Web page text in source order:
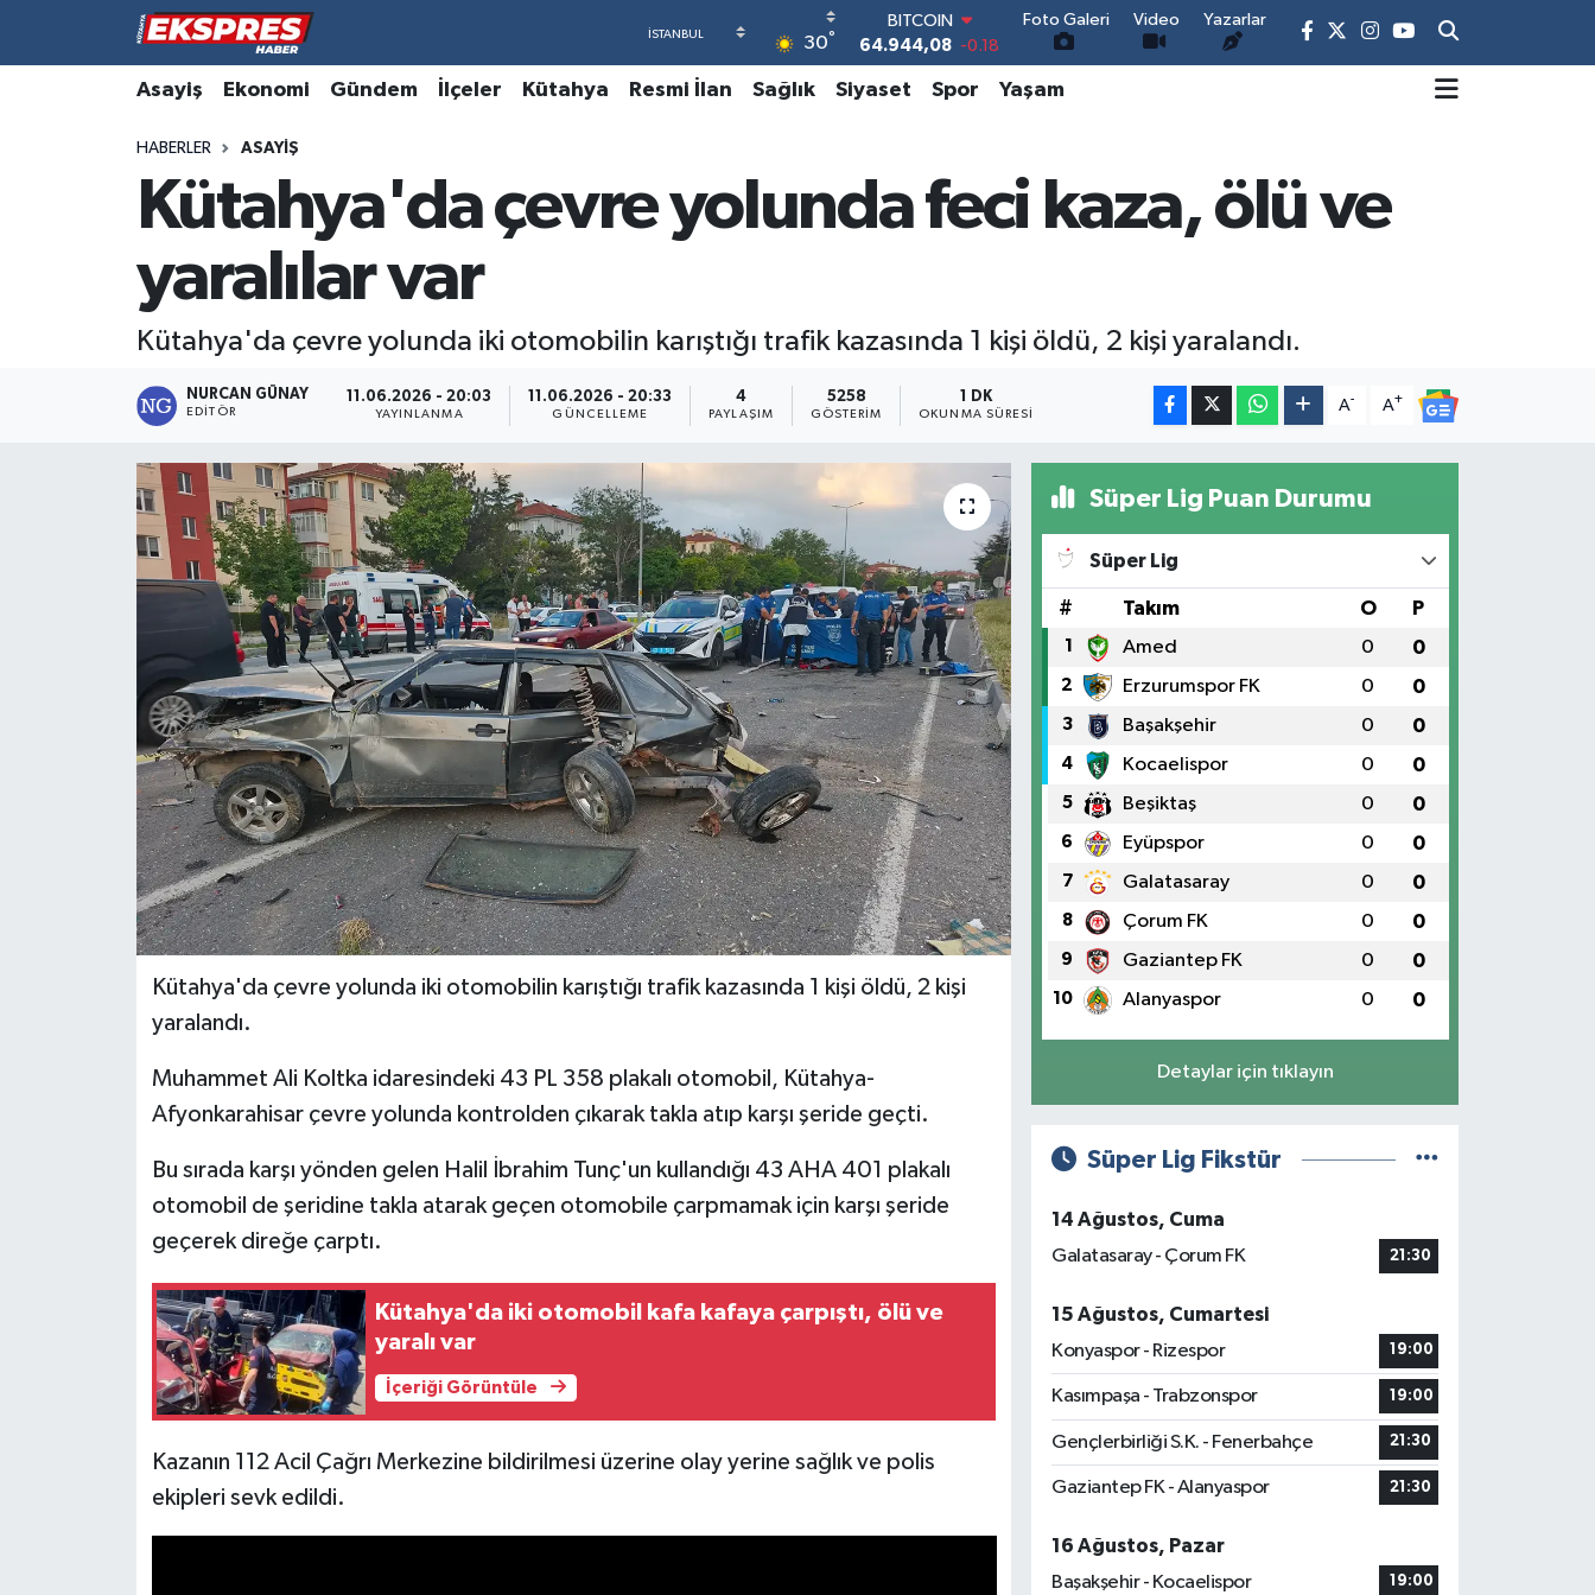
30°
DOLAR
47,7436
0.18
EURO
55,2510 0.32
6660.55 0.03
BİST100
Foto Galeri Video Yazarlar
Asayiş Ekonomi Gündem İlçeler Kütahya Resmi İlan Sağlık Siyaset Spor Yaşam
HABERLER ASAYIŞ
Kütahya'da çevre yolunda feci kaza, ölü ve
yaralılar var
Kütahya'da çevre yolunda iki otomobilin karıştığı trafik kazasında 1 kişi öldü, 2 kişi yaralandı.
NURCAN GÜNAY
EDITÖR
11.06.2026 - 20:03
YAYINLANMA
11.06.2026 - 20:33
GÜNCELLEME
4
PAYLAŞIM
5258
GÖSTERIM
1 DK
OKUNMA SÜRESI
A- A+
Kütahya'da çevre yolunda iki otomobilin karıştığı trafik kazasında 1 kişi öldü, 2 kişi
yaralandı.
Muhammet Ali Koltka idaresindeki 43 PL 358 plakalı otomobil, Kütahya-
Afyonkarahisar çevre yolunda kontrolden çıkarak takla atıp karşı şeride geçti.
Bu sırada karşı yönden gelen Halil İbrahim Tunç'un kullandığı 43 AHA 401 plakalı
otomobil de şeridine takla atarak geçen otomobile çarpmamak için karşı şeride
geçerek direğe çarptı.
Kütahya'da iki otomobil kafa kafaya çarpıştı, ölü ve
yaralı var
İçeriği Görüntüle
Kazanın 112 Acil Çağrı Merkezine bildirilmesi üzerine olay yerine sağlık ve polis
ekipleri sevk edildi.
Süper Lig Puan Durumu
Süper Lig
# Takım O P
1 Amed 0 0
2 Erzurumspor FK 0 0
3 Başakşehir 0 0
4 Kocaelispor 0 0
5 Beşiktaş 0 0
6 Eyüpspor 0 0
7 Galatasaray 0 0
8 Çorum FK 0 0
9 Gaziantep FK 0 0
10 Alanyaspor 0 0
Detaylar için tıklayın
Süper Lig Fikstür
14 Ağustos, Cuma
Galatasaray - Çorum FK
21:30
15 Ağustos, Cumartesi
Konyaspor - Rizespor
19:00
Kasımpaşa - Trabzonspor 19:00
Gençlerbirliği S.K. - Fenerbahçe 21:30
Gaziantep FK - Alanyaspor 21:30
16 Ağustos, Pazar
Başakşehir - Kocaelispor
19:00
Altıntaş
Aslanapa
Biyografiler
Çavdarhisar
Dumlupınar
Ekonomi
Foto Galeri
Köşe Yazıları
Kültür Sanat
Otomobil
Hava Durumu
Trafik Durumu
Süper Lig Puan Durumu ve Fikstür
Tüm Manşetler
Son Dakika Haberleri
Haber Arşivi